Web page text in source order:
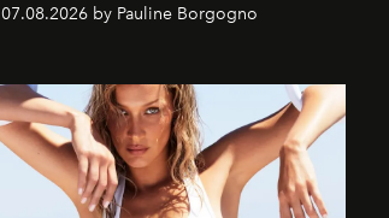
07.08.2026 by Pauline Borgogno